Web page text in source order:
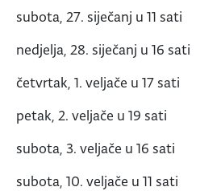
subota, 27. siječanj u 11 sati
nedjelja, 28. siječanj u 16 sati
četvrtak, 1. veljače u 17 sati
petak, 2. veljače u 19 sati
subota, 3. veljače u 16 sati
subota, 10. veljače u 11 sati